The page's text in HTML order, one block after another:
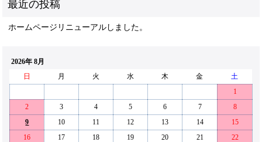
ホームページリニューアルしました。
2026年 8月
日
月 火 水 木 金
土
1
2
3 4 5 6 7
8
9
10 11 12 13 14
15
16
17 18 19 20 21
22